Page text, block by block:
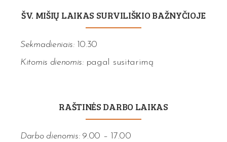
ŠV. MIŠIŲ LAIKAS SURVILIŠKIO BAŽNYČIOJE
Sekmadieniais: 10.30
Kitomis dienomis: pagal susitarimą
RAŠTINĖS DARBO LAIKAS
Darbo dienomis: 9.00 – 17.00